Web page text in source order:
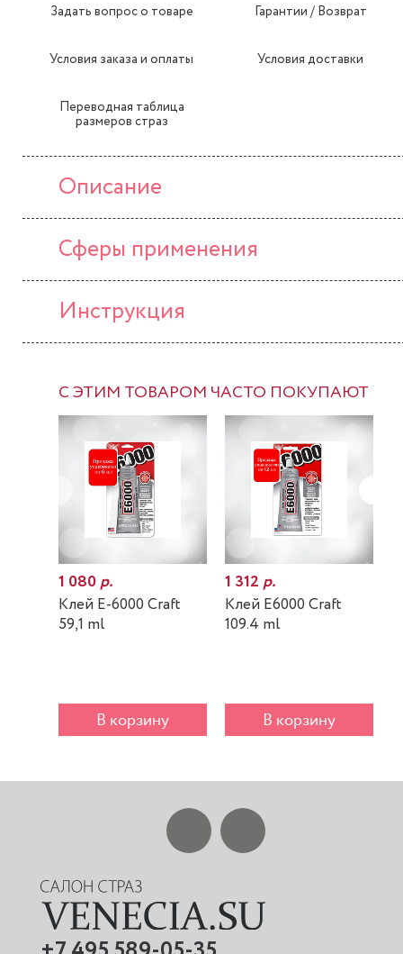
Задать вопрос о товаре Гарантии / Возврат
Условия заказа и оплаты Условия доставки
Переводная таблица
размеров страз
Описание
Сферы применения
Инструкция
С ЭТИМ ТОВАРОМ ЧАСТО ПОКУПАЮТ
1 080р.
Клей E-6000 Craft
59,1 ml
В корзину
1 312р.
Клей E6000 Craft
109.4 ml
В корзину